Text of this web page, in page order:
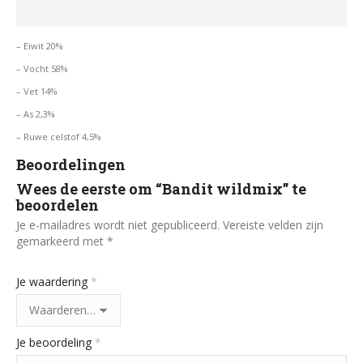
– Eiwit 20%
– Vocht 58%
– Vet 14%
– As 2,3%
– Ruwe celstof 4,5%
Beoordelingen
Wees de eerste om “Bandit wildmix” te
beoordelen
Je e-mailadres wordt niet gepubliceerd. Vereiste velden zijn
gemarkeerd met *
Je waardering *
Je beoordeling *